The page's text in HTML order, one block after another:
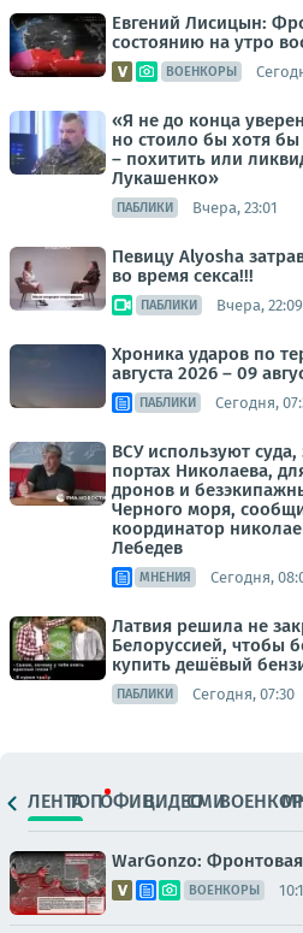
Евгений Лисицын:
состоянию на утро
ВОЕНКОРЫ
«Я не до конца
но стоило бы хотя бы
– похитить или
Лукашенко»
ПАБЛИКИ Вчера, 23:01
Певицу Alyosha
во время секса!!!
ПАБЛИКИ Вчера, 22:09
Хроника ударов по
августа 2026 – 09
ПАБЛИКИ Сегодня,
ВСУ используют
портах Николаева,
дронов и
Черного моря,
координатор
Лебедев
МНЕНИЯ Сегодня,
Латвия решила не
Белоруссией, чтобы
купить дешёвый
ПАБЛИКИ Сегодня, 07:30
ЛЕНТАТОПОФИЦ.ВИДЕОСМИ
WarGonzo:
ВОЕНКОРЫ